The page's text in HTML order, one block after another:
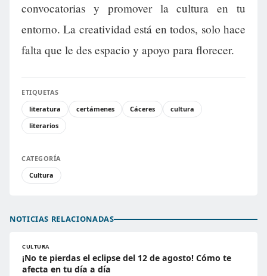
convocatorias y promover la cultura en tu
entorno. La creatividad está en todos, solo hace
falta que le des espacio y apoyo para florecer.
ETIQUETAS
literatura
certámenes Cáceres
cultura
literarios
CATEGORÍA
Cultura
NOTICIAS RELACIONADAS
CULTURA
¡No te pierdas el eclipse del 12 de agosto! Cómo te
afecta en tu día a día